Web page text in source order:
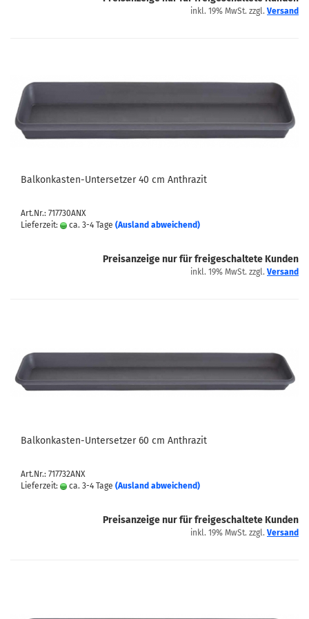
inkl. 19% MwSt. zzgl. Versand
Balkonkasten-Untersetzer 40 cm Anthrazit
Art.Nr.: 717730ANX
Lieferzeit:
ca. 3-4 Tage (Ausland abweichend)
Preisanzeige nur für freigeschaltete Kunden
inkl. 19% MwSt. zzgl. Versand
Balkonkasten-Untersetzer 60 cm Anthrazit
Art.Nr.: 717732ANX
Lieferzeit:
ca. 3-4 Tage (Ausland abweichend)
Preisanzeige nur für freigeschaltete Kunden
inkl. 19% MwSt. zzgl. Versand